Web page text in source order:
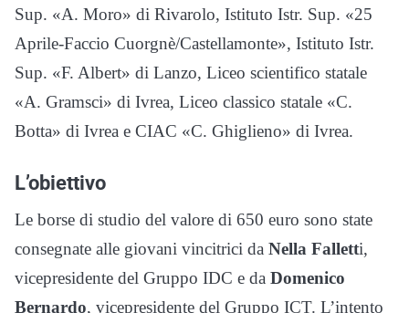
Sup. «A. Moro» di Rivarolo, Istituto Istr. Sup. «25
Aprile-Faccio Cuorgnè/Castellamonte», Istituto Istr.
Sup. «F. Albert» di Lanzo, Liceo scientifico statale
«A. Gramsci» di Ivrea, Liceo classico statale «C.
Botta» di Ivrea e CIAC «C. Ghiglieno» di Ivrea.
L’obiettivo
Le borse di studio del valore di 650 euro sono state
consegnate alle giovani vincitrici da Nella Falletti,
vicepresidente del Gruppo IDC e da Domenico
Bernardo, vicepresidente del Gruppo ICT. L’intento